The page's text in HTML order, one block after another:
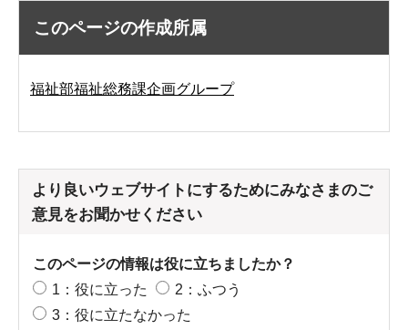
このページの作成所属
福祉部福祉総務課企画グループ
より良いウェブサイトにするためにみなさまのご
意見をお聞かせください
このページの情報は役に立ちましたか？
1：役に立った
2：ふつう
3：役に立たなかった